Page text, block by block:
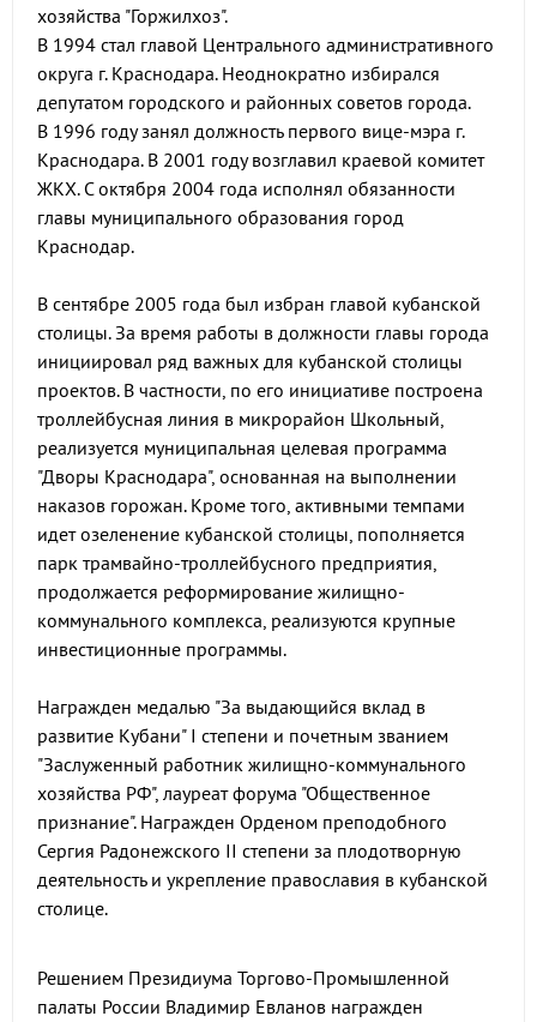
хозяйства "Горжилхоз".
В 1994 стал главой Центрального административного
округа г. Краснодара. Неоднократно избирался
депутатом городского и районных советов города.
В 1996 году занял должность первого вице-мэра г.
Краснодара. В 2001 году возглавил краевой комитет
ЖКХ. С октября 2004 года исполнял обязанности
главы муниципального образования город
Краснодар.
В сентябре 2005 года был избран главой кубанской
столицы. За время работы в должности главы города
инициировал ряд важных для кубанской столицы
проектов. В частности, по его инициативе построена
троллейбусная линия в микрорайон Школьный,
реализуется муниципальная целевая программа
"Дворы Краснодара", основанная на выполнении
наказов горожан. Кроме того, активными темпами
идет озеленение кубанской столицы, пополняется
парк трамвайно-троллейбусного предприятия,
продолжается реформирование жилищно-
коммунального комплекса, реализуются крупные
инвестиционные программы.
Награжден медалью "За выдающийся вклад в
развитие Кубани" I степени и почетным званием
"Заслуженный работник жилищно-коммунального
хозяйства РФ", лауреат форума "Общественное
признание". Награжден Орденом преподобного
Сергия Радонежского II степени за плодотворную
деятельность и укрепление православия в кубанской
столице.
Решением Президиума Торгово-Промышленной
палаты России Владимир Евланов награжден